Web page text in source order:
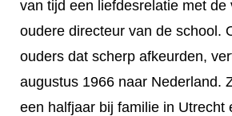
van tijd een liefdesrelatie met de
oudere directeur van de school.
ouders dat scherp afkeurden,
augustus 1966 naar Nederland.
een halfjaar bij familie in Utrecht